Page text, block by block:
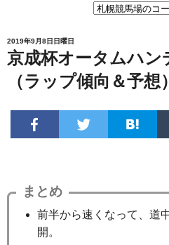
2019年9月8日日曜日
京成杯オータムハン
（ラップ傾向＆予想
まとめ
前半から速くなって、道
開。